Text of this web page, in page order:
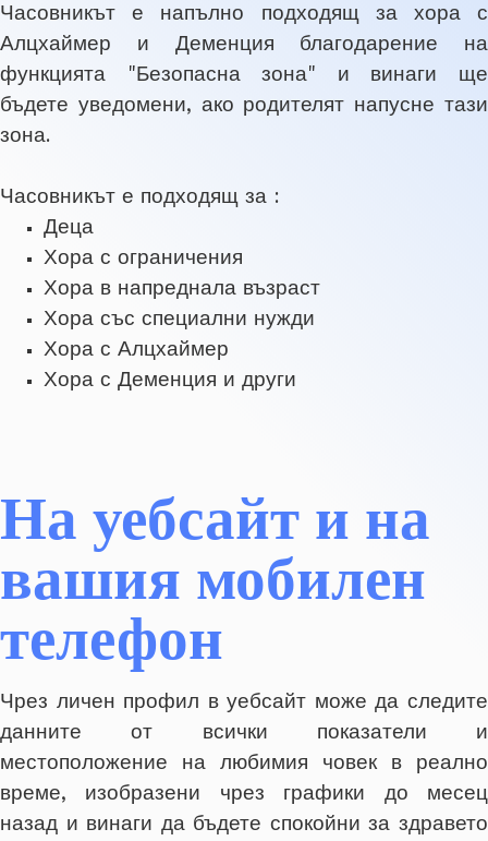
Часовникът е напълно подходящ за хора с
Алцхаймер и Деменция благодарение на
функцията "Безопасна зона" и винаги ще
бъдете уведомени, ако родителят напусне тази
зона.
Часовникът е подходящ за :
Деца
Хора с ограничения
Хора в напреднала възраст
Хора със специални нужди
Хора с Алцхаймер
Хора с Деменция и други
На уебсайт и на
вашия мобилен
телефон
Чрез личен профил в уебсайт може да следите
данните от всички показатели и
местоположение на любимия човек в реално
време, изобразени чрез графики до месец
назад и винаги да бъдете спокойни за здравето